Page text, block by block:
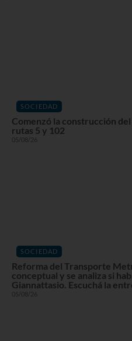
SOCIEDAD
Comenzó la construcción
rutas 5 y 102
05/08/26
SOCIEDAD
Reforma del Transporte
conceptual y se analiza si
Giannattasio. Escuchá la
05/08/26